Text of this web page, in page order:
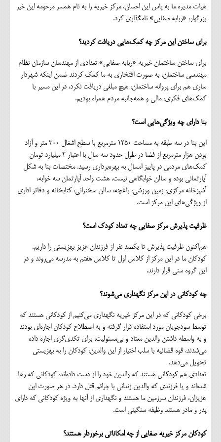
هیات مدیره ما به پاس این احسان، مرکز خیریه را به نام همسر مرحومه این خیر
بزرگوار، «ربابه صفایی» نامگذاری کرد.
برای ساختن این مرکز چه کمک‌هایی دریافت کردید؟
برای ساختن ساختمان خیریه «ربابه صفایی» تعدادی از مهندسان سازمان نظام
مهندسی ساختمان، به صورت افتخاری به ما کمک کردند ضمن اینکه شهردار
ساری هم برای پروانه ساختمان، هیچ مبلغی دریافت نکرد، در این مسیر با
کمک‌های فکری، مالی و همه‌جانبه مردم همراه بودیم.
بنا دارای چه ویژگی‌هایی است؟
این بنا در سه طبقه به مساحت 1250 مترمربع با سطح اشغال 300 متر و آزاد
بودن هزار مترمربع از فضا در طول حدود سه سال با اعتبار 2 میلیارد تومان
کمک‌های مردمی در پاییز امسال به بهره‌برداری رسید. مختصات بنا به شکل
آپارتمانی بوده و سالن خوابگاهی نیست. هشت واحد آپارتمان سه خوابه،
آشپزخانه مرکزی، زمین ورزشی، باغچه، سالن سخنرانی، کتابخانه و دفاتر اداری
از ویژگی‌های این مرکز است.
ظرفیت پذیرش مرکز صفایی چه تعداد کودک است؟
هم‌اکنون ظرفیت پذیرش تا یکصد نفر از فرزندان عزیز بهزیستی را داریم.
کودکان ما در این مرکز از کلاس اول تا کلاس هفتم به مدرسه می‌روند و در
این گروه سنی قرار دارند.
چه کودکانی در این مرکز نگهداری می‌شوند؟
برخی کودکانی که در این مرکز خیریه نگهداری می‌کنیم از کودکانی هستند که
توسط سودجویان مورد استفاده قرار گرفته و به اصطلاح کودکان اجاره‌ای بودند
و به واسطه داشتن والدین معتاد و بی‌مسئولیت، برای تکدی‌گری اجاره داده
می‌شدند، قوه قضائیه با سلب اختیار از این والدین، کودکان را به بهزیستی
تحویل می‌دهد.
تعدادی هم کودکانی هستند که والدین خود را از دست داده‌اند، کودکانی که رها
شده‌اند و یا فرزندی که والدین زندانی با جرائم قتل دارد. در هر صورت این
عزیزان، فرزندان سرزمین ما هستند و نگهداری از آنها به ویژه کودکانی که دارای
پدر و مادر هستند وظیفه سنگینی است.
کودکان مرکز خیریه صفایی از چه امکاناتی برخوردار هستند؟